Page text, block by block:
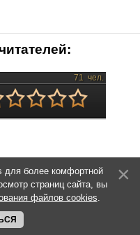
71 чел.
для более комфортной
страниц сайта, вы
файлов cookies.